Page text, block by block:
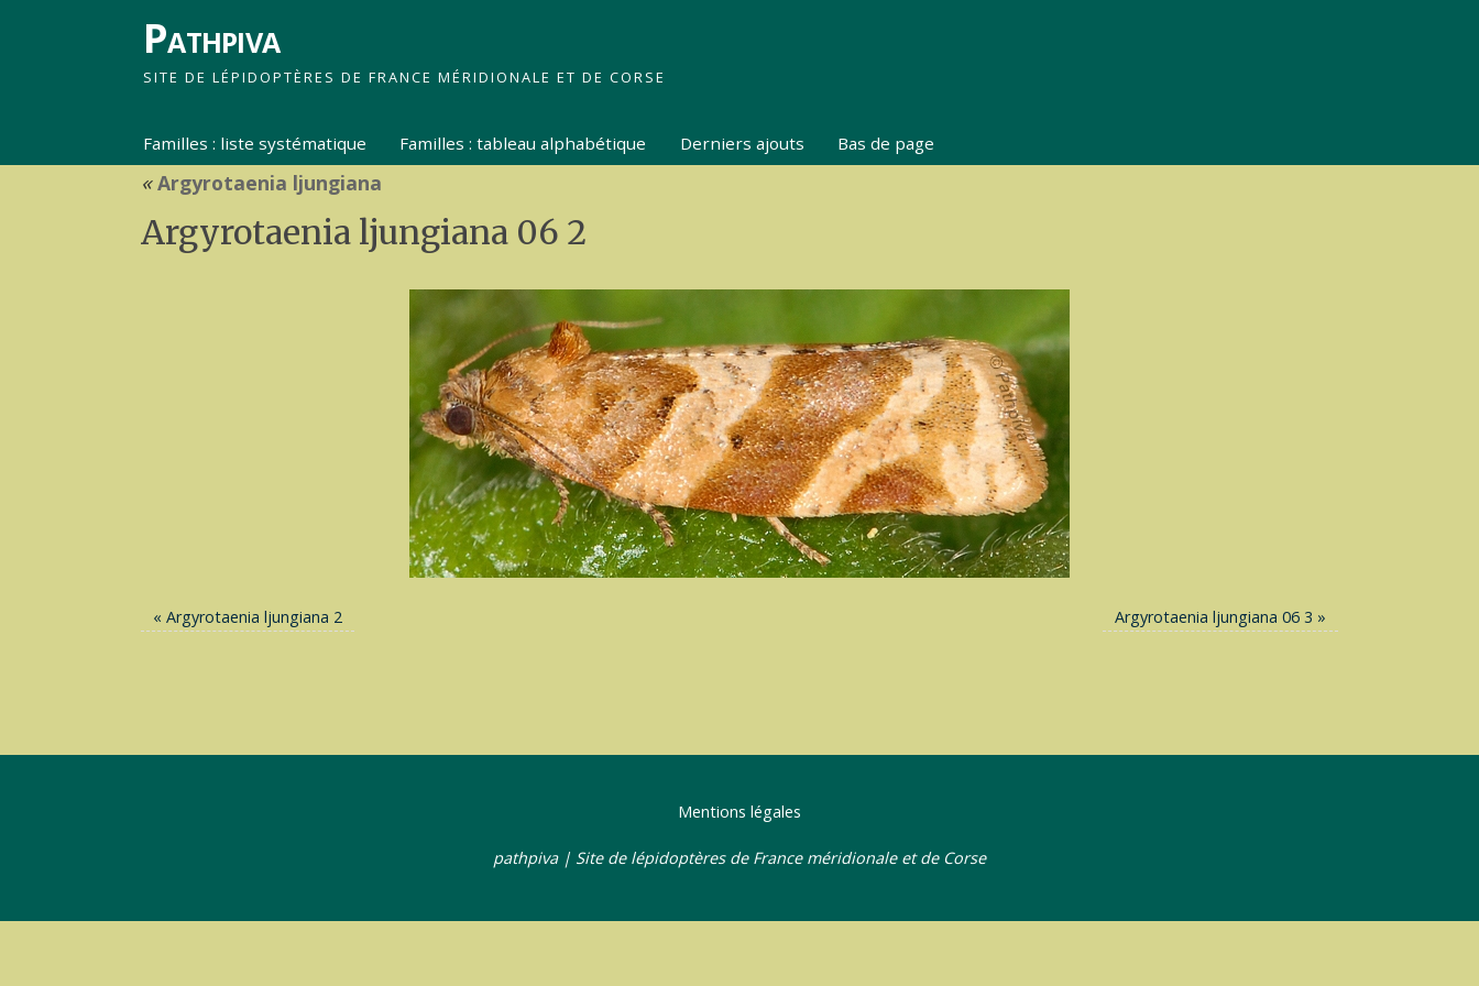
Pathpiva
SITE DE LÉPIDOPTÈRES DE FRANCE MÉRIDIONALE ET DE CORSE
Familles : liste systématique Familles : tableau alphabétique Derniers ajouts Bas de page
«Argyrotaenia ljungiana
Argyrotaenia ljungiana 06 2
« Argyrotaenia ljungiana 2 Argyrotaenia ljungiana 06 3 »
Mentions légales
pathpiva | Site de lépidoptères de France méridionale et de Corse